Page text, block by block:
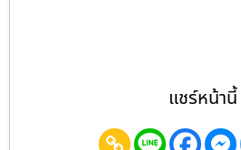
แชร์หน้านี้